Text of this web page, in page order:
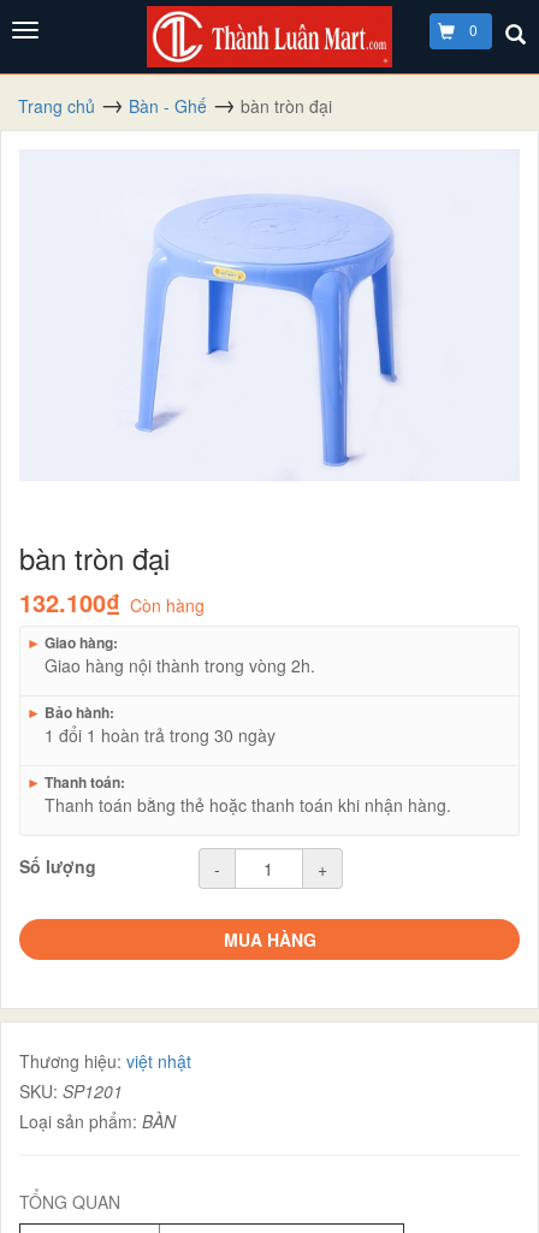
0
Trang chủ Bàn - Ghế bàn tròn đại
bàn tròn đại
132.100₫ Còn hàng
► Giao hàng:
Giao hàng nội thành trong vòng 2h.
► Bảo hành:
1 đổi 1 hoàn trả trong 30 ngày
► Thanh toán:
Thanh toán bằng thẻ hoặc thanh toán khi nhận hàng.
Số lượng - +
MUA HÀNG
Thương hiệu: việt nhật
SKU: SP1201
Loại sản phẩm: BÀN
TỔNG QUAN